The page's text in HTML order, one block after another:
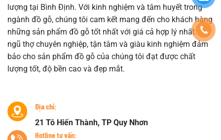
lượng tại Bình Định. Với kinh nghiệm và tâm huyết trong
ngành đồ gỗ, chúng tôi cam kết mang đến cho khách hàng
những sản phẩm đồ gỗ tốt nhất với giá cả hợp lý nhất. Đội
ngũ thợ chuyên nghiệp, tận tâm và giàu kinh nghiệm đảm
bảo cho sản phẩm đồ gỗ của chúng tôi đạt được chất
lượng tốt, độ bền cao và đẹp mắt.
Địa chỉ:
21 Tô Hiến Thành, TP Quy Nhơn
Hotline tư vấn: